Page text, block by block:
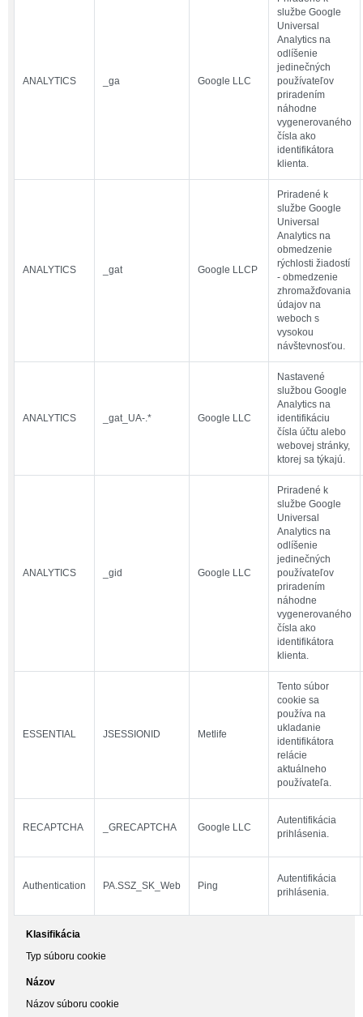
ANALYTICS _ga Google LLC
službe Google
Universal
Analytics na
odlíšenie
jedinečných
používateľov
priradením
náhodne
vygenerovaného
čísla ako
identifikátora
klienta.
ANALYTICS _gat Google LLCP
Priradené k
službe Google
Universal
Analytics na
obmedzenie
rýchlosti žiadostí
- obmedzenie
zhromažďovania
údajov na
weboch s
vysokou
návštevnosťou.
ANALYTICS _gat_UA-.* Google LLC
Nastavené
službou Google
Analytics na
identifikáciu
čísla účtu alebo
webovej stránky,
ktorej sa týkajú.
ANALYTICS _gid Google LLC
Priradené k
službe Google
Universal
Analytics na
odlíšenie
jedinečných
používateľov
priradením
náhodne
vygenerovaného
čísla ako
identifikátora
klienta.
ESSENTIAL JSESSIONID Metlife
Tento súbor
cookie sa
používa na
ukladanie
identifikátora
relácie
aktuálneho
používateľa.
RECAPTCHA _GRECAPTCHA Google LLC
Autentifikácia
prihlásenia.
Authentication PA.SSZ_SK_Web Ping
Autentifikácia
prihlásenia.
Klasifikácia
Typ súboru cookie
Názov
Názov súboru cookie